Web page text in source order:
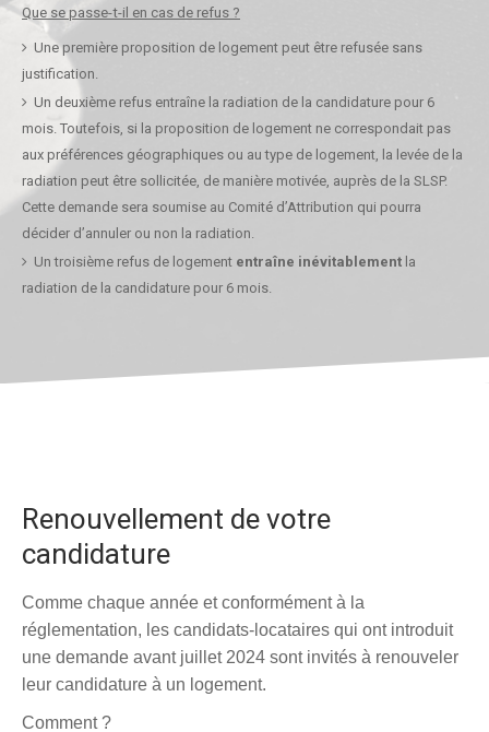
Que se passe-t-il en cas de refus ?
Une première proposition de logement peut être refusée sans
justification.
Un deuxième refus entraîne la radiation de la candidature pour 6
mois. Toutefois, si la proposition de logement ne correspondait pas
aux préférences géographiques ou au type de logement, la levée de la
radiation peut être sollicitée, de manière motivée, auprès de la SLSP.
Cette demande sera soumise au Comité d’Attribution qui pourra
décider d’annuler ou non la radiation.
Un troisième refus de logement entraîne inévitablement la
radiation de la candidature pour 6 mois.
Renouvellement de votre
candidature
Comme chaque année et conformément à la
réglementation, les candidats-locataires qui ont introduit
une demande avant juillet 2024 sont invités à renouveler
leur candidature à un logement.
Comment ?